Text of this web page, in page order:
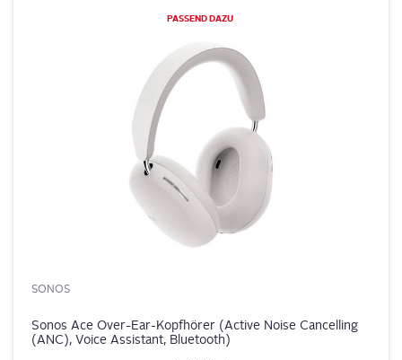
PAS­SEND DAZU
SONOS
Sonos Ace Over-Ear-Kopfhörer (Active Noise Cancelling
(ANC), Voice Assistant, Bluetooth)